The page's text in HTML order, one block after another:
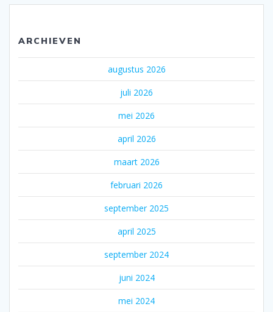
ARCHIEVEN
augustus 2026
juli 2026
mei 2026
april 2026
maart 2026
februari 2026
september 2025
april 2025
september 2024
juni 2024
mei 2024